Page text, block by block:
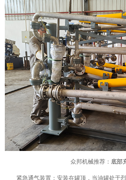
众邦机械推荐： 底部
紧急通气装置：安装在罐顶，当油罐处于烈